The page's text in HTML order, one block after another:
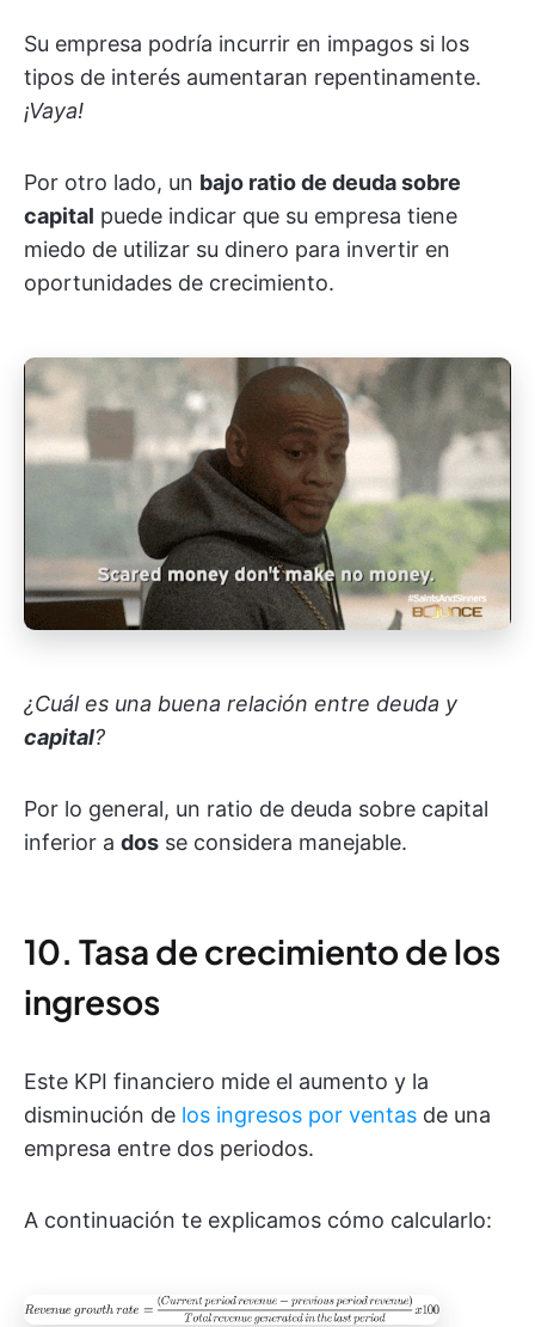
Su empresa podría incurrir en impagos si los
tipos de interés aumentaran repentinamente.
¡Vaya!
Por otro lado, un bajo ratio de deuda sobre
capital puede indicar que su empresa tiene
miedo de utilizar su dinero para invertir en
oportunidades de crecimiento.
¿Cuál es una buena relación entre deuda y
capital?
Por lo general, un ratio de deuda sobre capital
inferior a dos se considera manejable.
10. Tasa de crecimiento de los
ingresos
Este KPI financiero mide el aumento y la
disminución de los ingresos por ventas de una
empresa entre dos periodos.
A continuación te explicamos cómo calcularlo: